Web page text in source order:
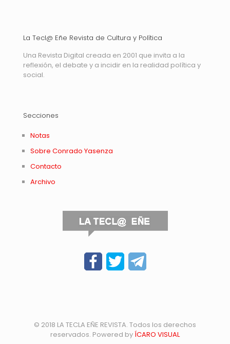
La Tecl@ Eñe Revista de Cultura y Política
Una Revista Digital creada en 2001 que invita a la
reflexión, el debate y a incidir en la realidad política y
social.
Secciones
Notas
Sobre Conrado Yasenza
Contacto
Archivo
© 2018 LA TECLA EÑE REVISTA. Todos los derechos
reservados. Powered by ÍCARO VISUAL